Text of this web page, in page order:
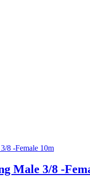
Male 3/8 -